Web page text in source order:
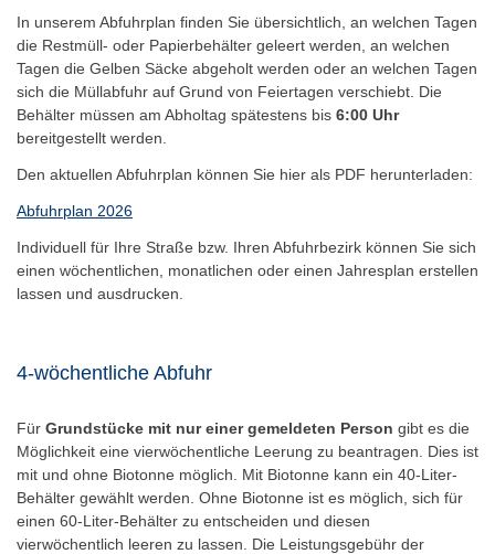
In unserem Abfuhrplan finden Sie übersichtlich, an welchen Tagen
die Restmüll- oder Papierbehälter geleert werden, an welchen
Tagen die Gelben Säcke abgeholt werden oder an welchen Tagen
sich die Müllabfuhr auf Grund von Feiertagen verschiebt. Die
Behälter müssen am Abholtag spätestens bis 6:00 Uhr
bereitgestellt werden.
Den aktuellen Abfuhrplan können Sie hier als PDF herunterladen:
Abfuhrplan 2026
Individuell für Ihre Straße bzw. Ihren Abfuhrbezirk können Sie sich
einen wöchentlichen, monatlichen oder einen Jahresplan erstellen
lassen und ausdrucken.
4-wöchentliche Abfuhr
Für Grundstücke mit nur einer gemeldeten Person gibt es die
Möglichkeit eine vierwöchentliche Leerung zu beantragen. Dies ist
mit und ohne Biotonne möglich. Mit Biotonne kann ein 40-Liter-
Behälter gewählt werden. Ohne Biotonne ist es möglich, sich für
einen 60-Liter-Behälter zu entscheiden und diesen
vierwöchentlich leeren zu lassen. Die Leistungsgebühr der